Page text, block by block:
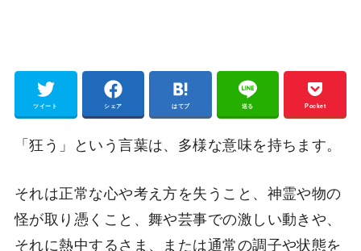
ツイート シェア はてブ 送る Pocket
「狂う」という言葉は、多様な意味を持ちます。
それは正常な心や考え方を失うこと、神霊や物の
怪が取り憑くこと、舞や芸事での激しい動きや、
それに熱中するさま、または通常の調子や状態を